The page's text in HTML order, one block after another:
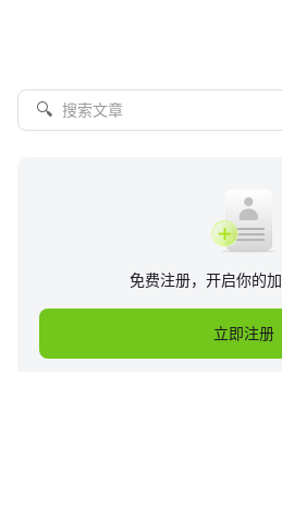
🔍
免费注册，开启你的
立即注册